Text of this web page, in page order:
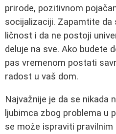
prirode, pozitivnom
socijalizaciji. Zapamtite da
ličnost i da ne postoji
deluje na sve. Ako budete
pas vremenom postati
radost u vaš dom.
Najvažnije je da se nikada
ljubimca zbog problema u
se može ispraviti